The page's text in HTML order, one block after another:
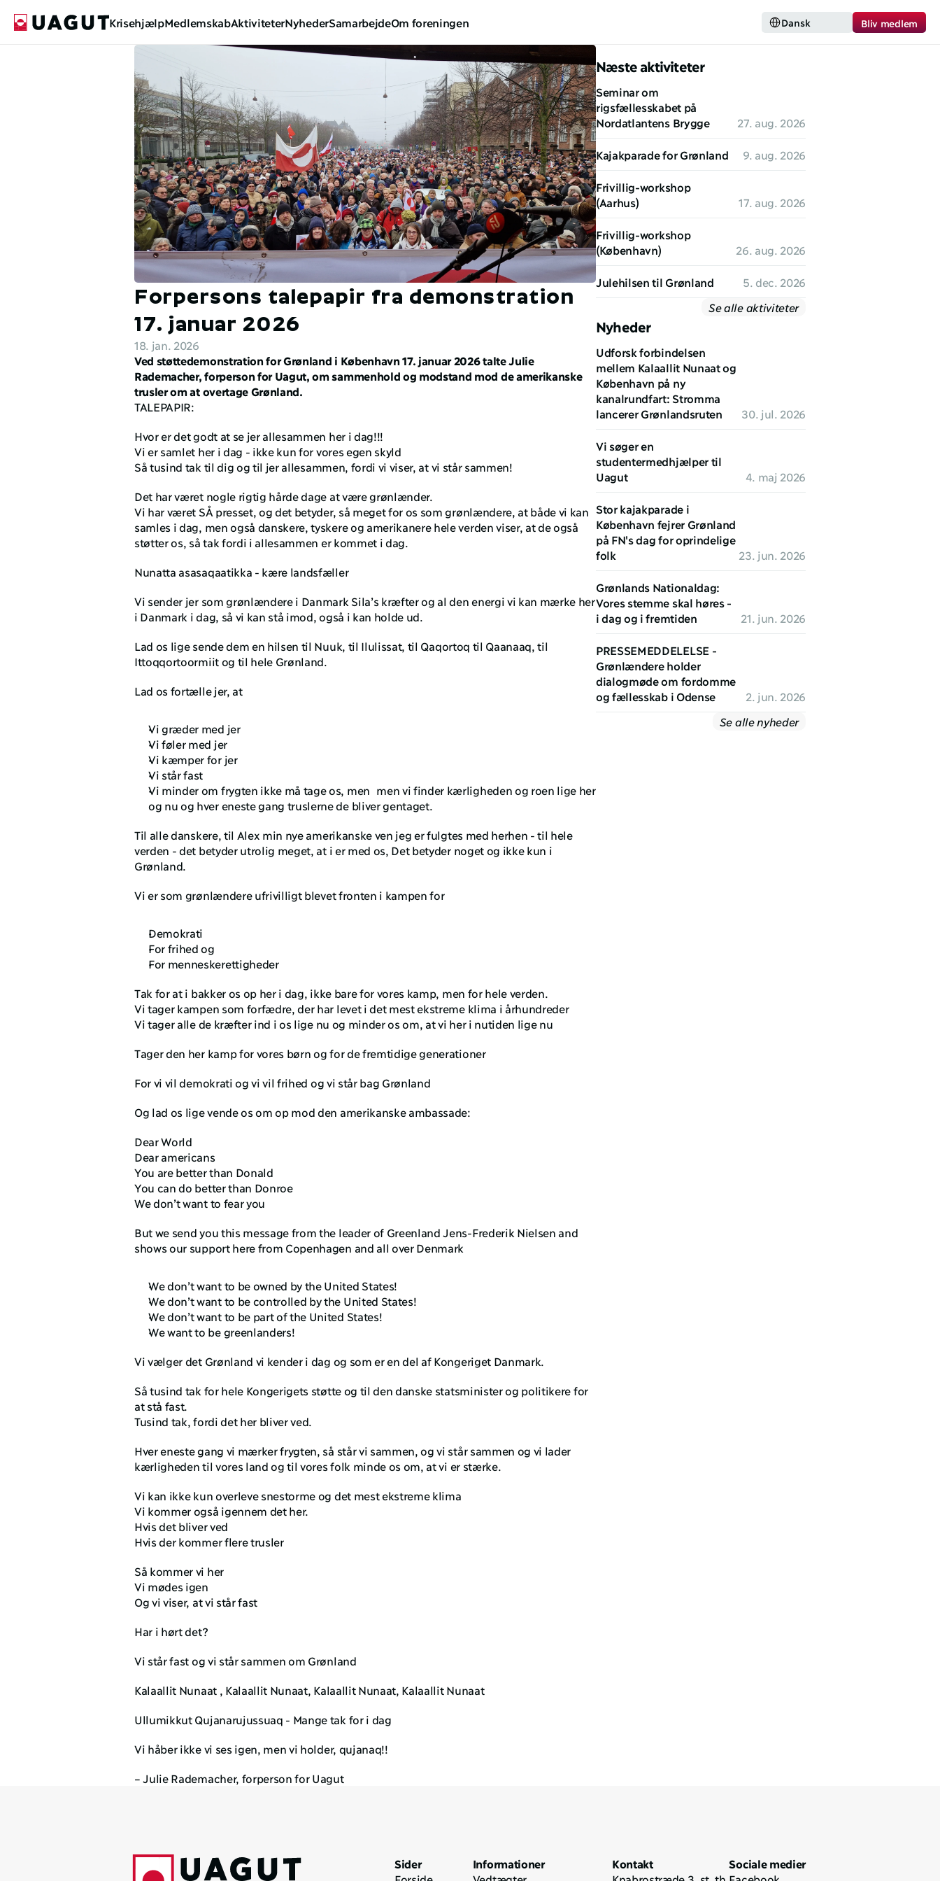
KrisehjælpMedlemskabAktiviteterNyhederSamarbejdeOm foreningen Select Language
Dansk Bliv medlem
Forpersons talepapir fra demonstration
17. januar 2026
18. jan. 2026
Ved støttedemonstration for Grønland i København 17. januar 2026 talte Julie
Rademacher, forperson for Uagut, om sammenhold og modstand mod de amerikanske
trusler om at overtage Grønland.
TALEPAPIR:
Hvor er det godt at se jer allesammen her i dag!!!
Vi er samlet her i dag - ikke kun for vores egen skyld
Så tusind tak til dig og til jer allesammen, fordi vi viser, at vi står sammen!
Det har været nogle rigtig hårde dage at være grønlænder.
Vi har været SÅ presset, og det betyder, så meget for os som grønlændere, at både vi kan
samles i dag, men også danskere, tyskere og amerikanere hele verden viser, at de også
støtter os, så tak fordi i allesammen er kommet i dag.
Nunatta asasaqaatikka - kære landsfæller
Vi sender jer som grønlændere i Danmark Sila’s kræfter og al den energi vi kan mærke her
i Danmark i dag, så vi kan stå imod, også i kan holde ud.
Lad os lige sende dem en hilsen til Nuuk, til Ilulissat, til Qaqortoq til Qaanaaq, til
Ittoqqortoormiit og til hele Grønland.
Lad os fortælle jer, at
Vi græder med jer
Vi føler med jer
Vi kæmper for jer
Vi står fast
Vi minder om frygten ikke må tage os, men  men vi finder kærligheden og roen lige her
og nu og hver eneste gang truslerne de bliver gentaget.
Til alle danskere, til Alex min nye amerikanske ven jeg er fulgtes med herhen - til hele
verden - det betyder utrolig meget, at i er med os, Det betyder noget og ikke kun i
Grønland.
Vi er som grønlændere ufrivilligt blevet fronten i kampen for
Demokrati
For frihed og
For menneskerettigheder
Tak for at i bakker os op her i dag, ikke bare for vores kamp, men for hele verden.
Vi tager kampen som forfædre, der har levet i det mest ekstreme klima i århundreder
Vi tager alle de kræfter ind i os lige nu og minder os om, at vi her i nutiden lige nu
Tager den her kamp for vores børn og for de fremtidige generationer
For vi vil demokrati og vi vil frihed og vi står bag Grønland
Og lad os lige vende os om op mod den amerikanske ambassade:
Dear World
Dear americans
You are better than Donald
You can do better than Donroe
We don’t want to fear you
But we send you this message from the leader of Greenland Jens-Frederik Nielsen and
shows our support here from Copenhagen and all over Denmark
We don’t want to be owned by the United States!
We don’t want to be controlled by the United States!
We don’t want to be part of the United States!
We want to be greenlanders!
Vi vælger det Grønland vi kender i dag og som er en del af Kongeriget Danmark.
Så tusind tak for hele Kongerigets støtte og til den danske statsminister og politikere for
at stå fast.
Tusind tak, fordi det her bliver ved.
Hver eneste gang vi mærker frygten, så står vi sammen, og vi står sammen og vi lader
kærligheden til vores land og til vores folk minde os om, at vi er stærke.
Vi kan ikke kun overleve snestorme og det mest ekstreme klima
Vi kommer også igennem det her.
Hvis det bliver ved
Hvis der kommer flere trusler
Så kommer vi her
Vi mødes igen
Og vi viser, at vi står fast
Har i hørt det?
Vi står fast og vi står sammen om Grønland
Kalaallit Nunaat , Kalaallit Nunaat, Kalaallit Nunaat, Kalaallit Nunaat
Ullumikkut Qujanarujussuaq - Mange tak for i dag
Vi håber ikke vi ses igen, men vi holder, qujanaq!!
– Julie Rademacher, forperson for Uagut
Næste aktiviteter
Seminar om
rigsfællesskabet på
Nordatlantens Brygge
27. aug. 2026
Kajakparade for Grønland 9. aug. 2026
Frivillig-workshop
(Aarhus)
17. aug. 2026
Frivillig-workshop
(København)
26. aug. 2026
Julehilsen til Grønland
5. dec. 2026
Se alle aktiviteter
Nyheder
Udforsk forbindelsen
mellem Kalaallit Nunaat og
København på ny
kanalrundfart: Stromma
lancerer Grønlandsruten
30. jul. 2026
Vi søger en
studentermedhjælper til
Uagut
4. maj 2026
Stor kajakparade i
København fejrer Grønland
på FN's dag for oprindelige
folk
23. jun. 2026
Grønlands Nationaldag:
Vores stemme skal høres -
i dag og i fremtiden
21. jun. 2026
PRESSEMEDDELELSE -
Grønlændere holder
dialogmøde om fordomme
og fællesskab i Odense
2. jun. 2026
Se alle nyheder
Sider
Informationer
Kontakt
Sociale medier